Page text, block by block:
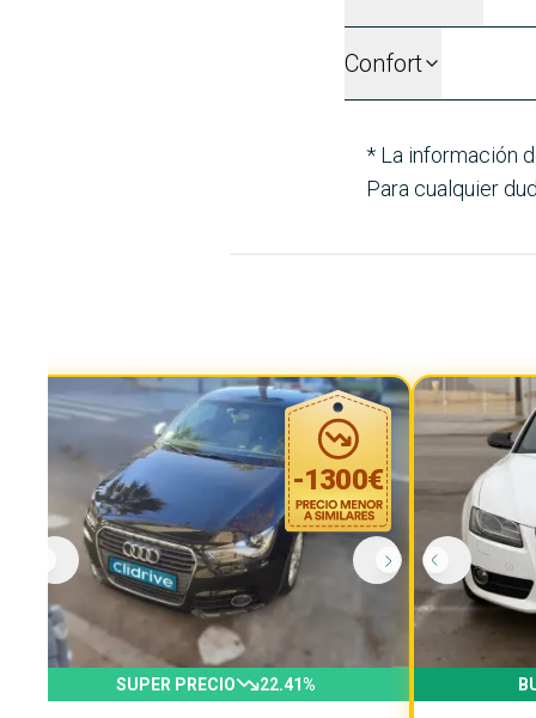
Confort
* La información
Para cualquier
-1300€
SUPER PRECIO 22.41%